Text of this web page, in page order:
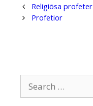
Post
navigation
Religiösa profeter
Profetior
Search
for: